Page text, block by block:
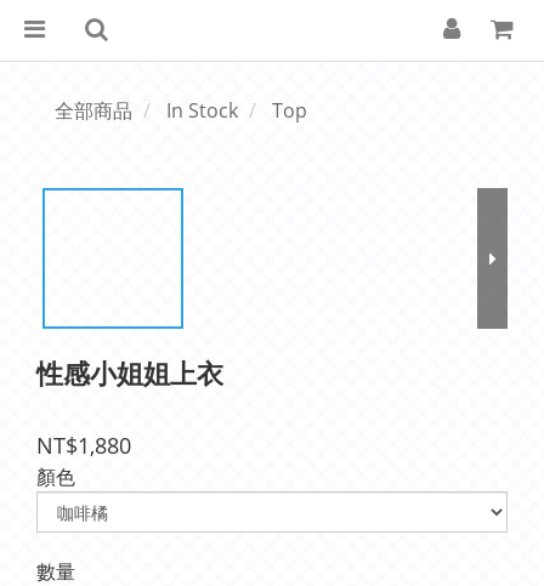
全部商品 In Stock Top
性感小姐姐上衣
NT$1,880
顏色
數量